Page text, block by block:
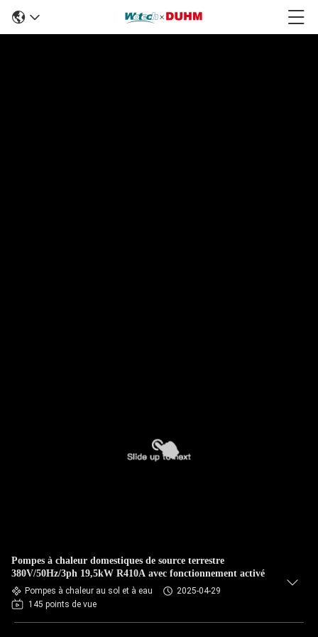
Pompes à chaleur domestiques de source terrestre
380V/50Hz/3ph 19,5kW R410A avec fonctionnement activé
Pompes à chaleur au sol et à eau
2025-04-29
145 points de vue